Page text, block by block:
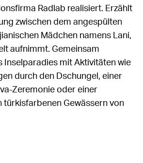
Radlab realisiert. Erzählt
zwischen dem angespülten
Mädchen namens Lani,
aufnimmt. Gemeinsam
Inselparadies mit Aktivitäten wie
durch den Dschungel, einer
Zeremonie oder einer
türkisfarbenen Gewässern von